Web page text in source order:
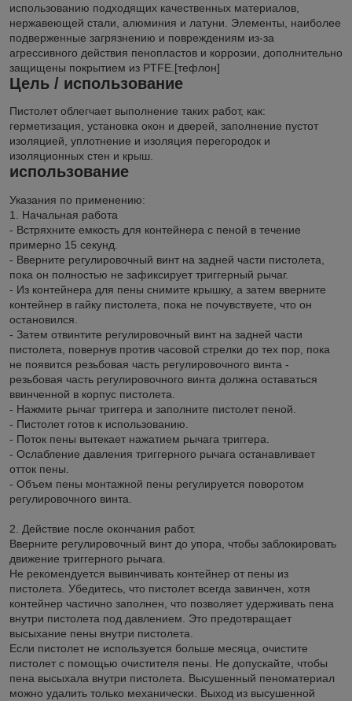
использованию подходящих качественных материалов,
нержавеющей стали, алюминия и латуни. Элементы, наиболее
подверженные загрязнению и повреждениям из-за
агрессивного действия пенопластов и коррозии, дополнительно
защищены покрытием из PTFE.[тефлон]
Цель / использование
Пистолет облегчает выполнение таких работ, как:
герметизация, установка окон и дверей, заполнение пустот
изоляцией, уплотнение и изоляция перегородок и
изоляционных стен и крыш.
использование
Указания по применению:
1. Начальная работа
- Встряхните емкость для контейнера с пеной в течение
примерно 15 секунд.
- Вверните регулировочный винт на задней части пистолета,
пока он полностью не зафиксирует триггерный рычаг.
- Из контейнера для пены снимите крышку, а затем вверните
контейнер в гайку пистолета, пока не почувствуете, что он
остановился.
- Затем отвинтите регулировочный винт на задней части
пистолета, повернув против часовой стрелки до тех пор, пока
не появится резьбовая часть регулировочного винта -
резьбовая часть регулировочного винта должна оставаться
ввинченной в корпус пистолета.
- Нажмите рычаг триггера и заполните пистолет пеной.
- Пистолет готов к использованию.
- Поток пены вытекает нажатием рычага триггера.
- Ослабление давления триггерного рычага останавливает
отток пены.
- Объем пены монтажной пены регулируется поворотом
регулировочного винта.
2. Действие после окончания работ.
Вверните регулировочный винт до упора, чтобы заблокировать
движение триггерного рычага.
Не рекомендуется вывинчивать контейнер от пены из
пистолета. Убедитесь, что пистолет всегда завинчен, хотя
контейнер частично заполнен, что позволяет удерживать пена
внутри пистолета под давлением. Это предотвращает
высыхание пены внутри пистолета.
Если пистолет не используется больше месяца, очистите
пистолет с помощью очистителя пены. Не допускайте, чтобы
пена высыхала внутри пистолета. Высушенный пеноматериал
можно удалить только механически. Выход из высушенной